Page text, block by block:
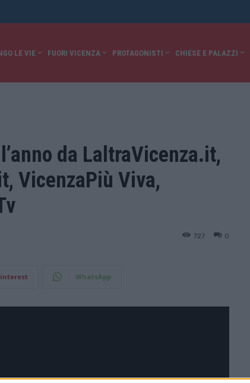
LE VIE FUORI VICENZA PROTAGONISTI CHIESE E PALAZZI
da LaltraVicenza.it,
VicenzaPiù Viva,
0
727
WhatsApp